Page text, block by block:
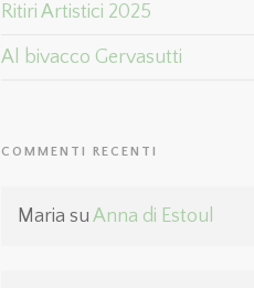
Ritiri Artistici 2025
Al bivacco Gervasutti
COMMENTI RECENTI
Maria suAnna di Estoul